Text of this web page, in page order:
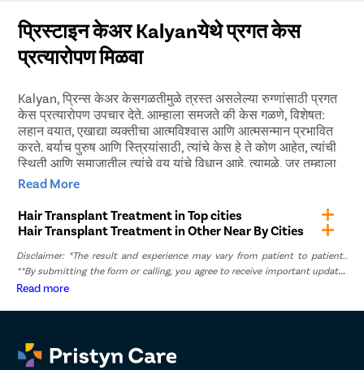
नाकारले जात नाहीत कारण ते भिन्न ऊतक नाहीत.
प्रत्यारोपित केस वाढले, तर तुम्हाला 6 महिने ते 1 वर्षात लक्षणीय बदल
दिसून येतील. केस पूर्वीपेक्षा दाट, लांब आणि दाट आहेत.
प्रिस्टाइन केअर Kalyanयेथे प्रगत केस
प्रत्यारोपण मिळवा
Kalyan, प्रिन्स केअर केसगळतीमुळे त्रस्त असलेल्या रुग्णांसाठी प्रगत
केस प्रत्यारोपण उपचार देते. आम्हाला समजते की केस गळणे, विशेषत:
लहान वयात, एखाद्या व्यक्तीचा आत्मविश्वास आणि आत्मसन्मान प्रभावित
करते. बर्याच पुरुष आणि स्त्रियांसाठी, त्यांचे केस हे ते कोण आहेत, त्यांची
स्थिती आणि समाजातील त्यांचे वय यांचे विधान आहे. त्यामुळे, जर तुम्हाला
केस गळतीचा अनुभव येत असेल आणि तुम्ही त्याबद्दल नाखूश असाल, तर
सर्जनचा मोफत सल्ला घेऊ शकता.
आम्ही रुग्णांना FUT (Follicular Unit Transplantation), FUE
(Follicular Unit Extraction) आणि डायरेक्ट हेअर इम्प्लांटेशन
उपचार ऑफर करतो. आमचे डॉक्टर रुग्णांना पाहतात आणि त्यानुसार योग्य
उपचार पद्धती लिहून देतात.
कशी करावी?
Read More
Hair Transplant Treatment in Top cities
Hair Transplant Treatment in Other Near By Cities
Disclaimer: *The result and experience may vary from patient to patient..
**By submitting the form or calling, you agree to receive important updates
and marketing communications.
Read more